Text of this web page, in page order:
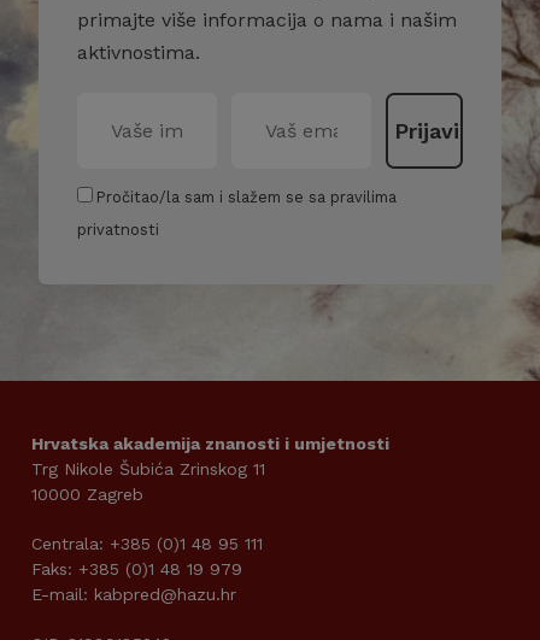
primajte više informacija o nama i našim
aktivnostima.
Pročitao/la sam i slažem se sa pravilima
privatnosti
Hrvatska akademija znanosti i umjetnosti
Trg Nikole Šubića Zrinskog 11
10000 Zagreb
Centrala: +385 (0)1 48 95 111
Faks: +385 (0)1 48 19 979
E-mail: kabpred@hazu.hr